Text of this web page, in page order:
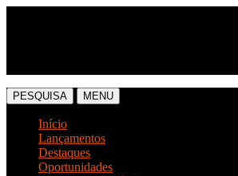
PESQUISA MENU
Início
Lançamentos
Destaques
Oportunidades